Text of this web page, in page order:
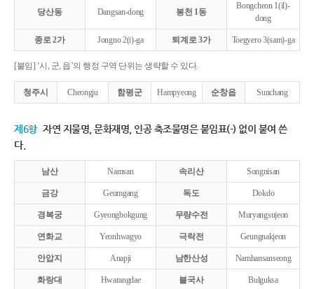
당산동 Dangsan-dong 봉천 1동
Bongcheon 1(il)-
dong
종로 2가 Jongno 2(i)-ga 퇴계로 3가 Toegyero 3(sam)-ga
[붙임] ‘시, 군, 읍’의 행정 구역 단위는 생략할 수 있다.
청주시 Cheongju 함평군 Hampyeong 순창읍 Sunchang
제6항 자연 지물명, 문화재명, 인공 축조물명은 붙임표(-) 없이 붙여 쓴
다.
남산 Namsan 속리산 Songnisan
금강 Geumgang 독도 Dokdo
경복궁 Gyeongbokgung 무량수전 Muryangsujeon
연화교 Yeonhwagyo 극락전 Geungnakjeon
안압지 Anapji 남한산성 Namhansanseong
화랑대 Hwarangdae 불국사 Bulguksa